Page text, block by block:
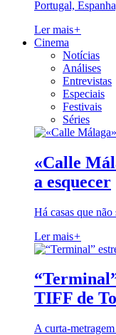
Portugal,
Ler mais+
Cinema
Notícias
Análises
Entrevistas
Especiais
Festivais
Séries
«Calle
a esquecer
Há casas que
Ler mais+
TIFF de
A curta-